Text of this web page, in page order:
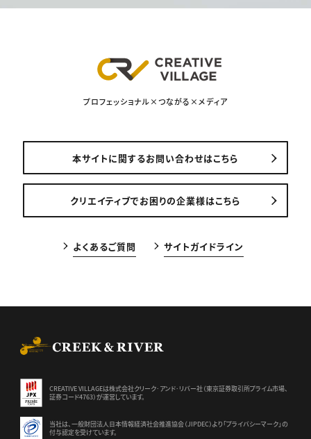
プロフェッショナル×つながる×メディア
本サイトに関するお問い合わせはこちら
クリエイティブでお困りの企業様はこちら
よくあるご質問 サイトガイドライン
CREATIVE VILLAGEは株式会社クリーク･アンド･リバー社（東京証券取引所プライム市場、
証券コード4763）が運営しています。
当社は、一般財団法人日本情報経済社会推進協会（JIPDEC）より 「プライバシーマーク」の
付与認定を受けています。